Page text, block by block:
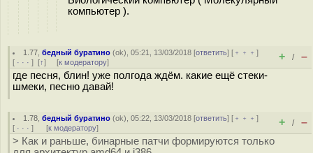
компьютер ).
1.77 ,бедный буратино (ok), 05:21, 13/03/2018 [ответить] [ ﹢﹢﹢]
[ · · · ] [↑] [к модератору] + / –
где песня, блин! уже полгода ждём. какие ещё стеки-
шмеки, песню давай!
1.78 ,бедный буратино (ok), 05:22, 13/03/2018 [ответить] [ ﹢﹢﹢]
[ · · · ] [к модератору] + / –
> Как и раньше, бинарные патчи формируются только